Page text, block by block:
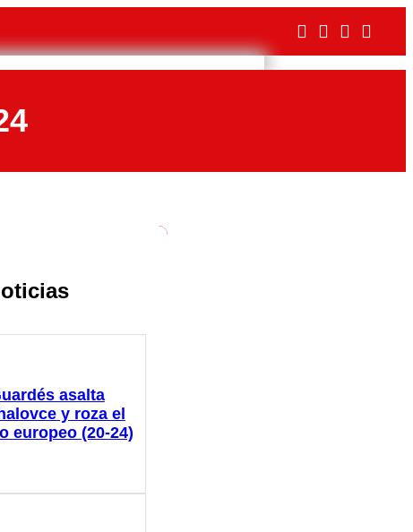
asalta
y roza el
europeo (20-24)